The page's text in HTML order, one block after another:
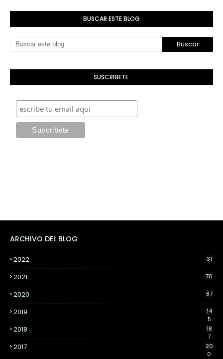
BUSCAR ESTE BLOG
SUSCRIBETE:
ARCHIVO DEL BLOG
2022 31
2021 76
2020 87
2019
14
5
2018
18
7
2017
20
0